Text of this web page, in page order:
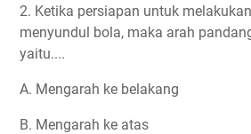
2. Ketika persiapan untuk
menyundul bola, maka arah
yaitu....
A. Mengarah ke belakang
B. Mengarah ke atas